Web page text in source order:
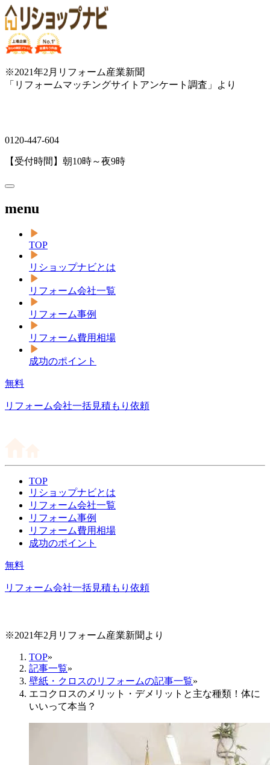
※2021年2月リフォーム産業新聞
「リフォームマッチングサイトアンケート調査」より
0120-447-604
【受付時間】朝10時～夜9時
menu
TOP
リショップナビとは
リフォーム会社一覧
リフォーム事例
リフォーム費用相場
成功のポイント
無料
リフォーム会社一括見積もり依頼
TOP
リショップナビとは
リフォーム会社一覧
リフォーム事例
リフォーム費用相場
成功のポイント
無料
リフォーム会社一括見積もり依頼
※2021年2月リフォーム産業新聞より
TOP»
記事一覧»
壁紙・クロスのリフォームの記事一覧»
エコクロスのメリット・デメリットと主な種類！体に
いいって本当？